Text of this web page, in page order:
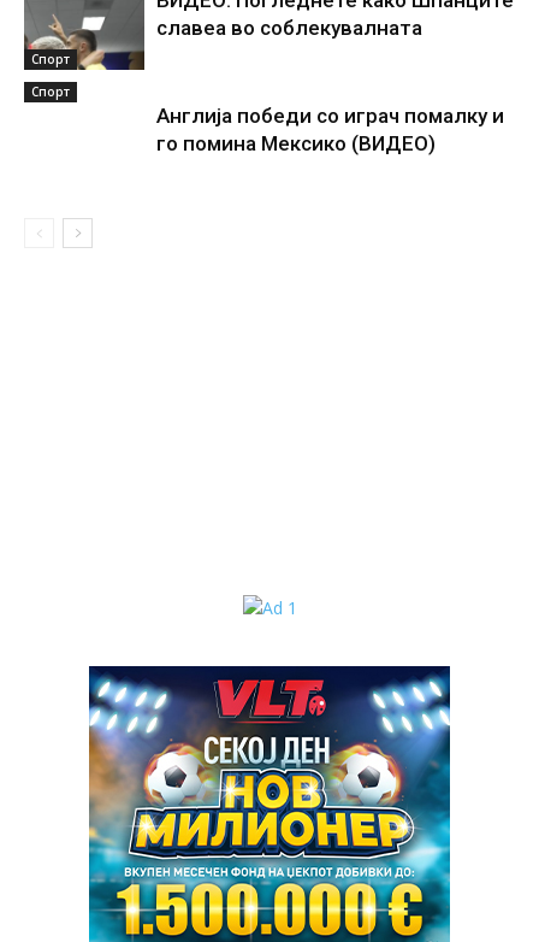
Спорт
славеа во соблекувалната
Спорт
Англија победи со играч помалку и
го помина Мексико (ВИДЕО)